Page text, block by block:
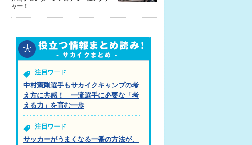
ャー！
注目ワード
中村憲剛選手もサカイクキャンプの考
え方に共感！ 一流選手に必要な「考
える力」を育む一歩
注目ワード
サッカーがうまくなる一番の方法が、